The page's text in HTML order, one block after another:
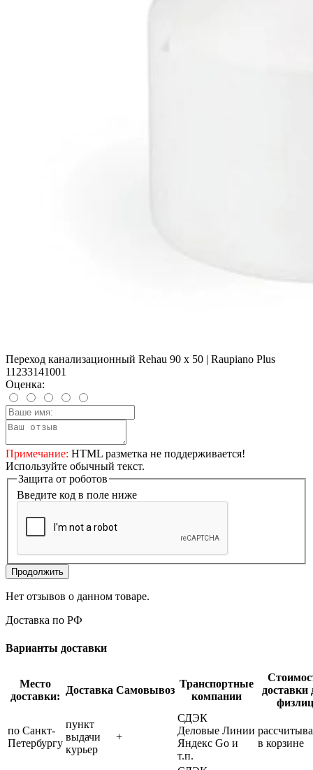
Переход канализационный Rehau 90 х 50 | Raupiano Plus
11233141001
Оценка:
Примечание: HTML разметка не поддерживается!
Используйте обычный текст.
Защита от роботов
Введите код в поле ниже
Продолжить
Нет отзывов о данном товаре.
Доставка по РФ
Варианты доставки
Место
доставки:
Доставка Самовывоз
Транспортные
компании
доставки
физлиц
по Санкт-
Петербургу
пункт
выдачи
курьер
+
СДЭК
Деловые Линии
Яндекс Go и
т.п.
в корзине